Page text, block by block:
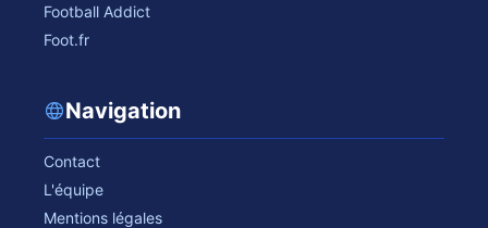
Football Addict
Foot.fr
Navigation
Contact
L'équipe
Mentions légales